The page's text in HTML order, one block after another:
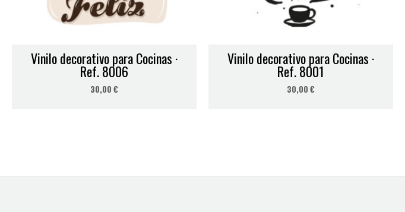
Nombre*
Guarda mi nombre, correo electrónico y web en este navegador para la próxima vez que comente.
Vinilo decorativo para Cocinas ·
Ref. 8006
30,00 €
Vinilo decorativo para Cocinas ·
Ref. 8001
30,00 €